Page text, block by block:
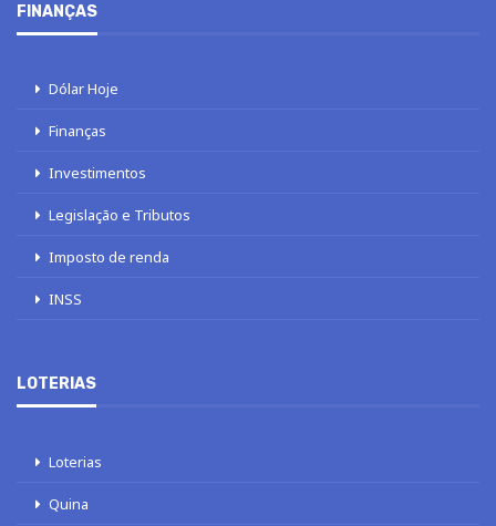
FINANÇAS
Dólar Hoje
Finanças
Investimentos
Legislação e Tributos
Imposto de renda
INSS
LOTERIAS
Loterias
Quina